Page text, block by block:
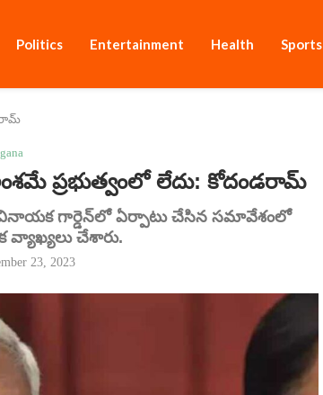
Politics Entertainment Health Sports
ప్రభుత్వంలో లేదు: కోదండరామ్
వినాయక గార్డెన్‌లో ఏర్పాటు చేసిన సమావేశంలో
చేశారు.
23, 2023